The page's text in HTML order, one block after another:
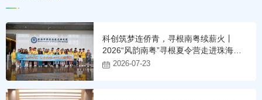
科创筑梦连侨青，寻根南粤续薪火丨
2026“风韵南粤”寻根夏令营走进珠海先
进院2026-07-23